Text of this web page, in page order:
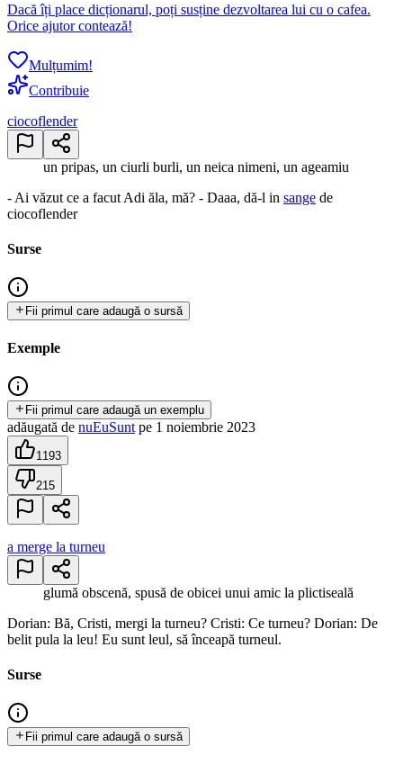
Dacă îți place dicționarul, poți susține dezvoltarea lui cu o cafea.
Orice ajutor contează!
Mulțumim!
Contribuie
ciocoflender
un pripas, un ciurli burli, un neica nimeni, un ageamiu
- Ai văzut ce a facut Adi ăla, mă? - Daaa, dă-l in sange de
ciocoflender
Surse
Fii primul care adaugă o sursă
Exemple
Fii primul care adaugă un exemplu
adăugată de nuEuSunt pe 1 noiembrie 2023
1193
215
a merge la turneu
glumă obscenă, spusă de obicei unui amic la plictiseală
Dorian: Bă, Cristi, mergi la turneu? Cristi: Ce turneu? Dorian: De
belit pula la leu! Eu sunt leul, să înceapă turneul.
Surse
Fii primul care adaugă o sursă